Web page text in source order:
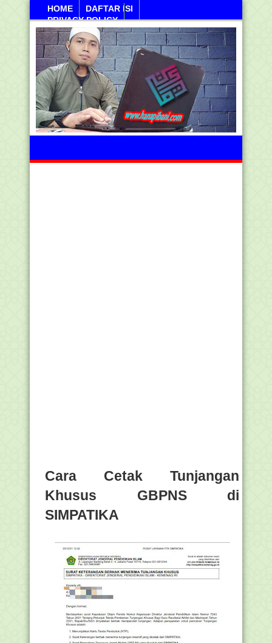
HOME
DAFTAR ISI
PRIVACY POLICY
Ahad, 09 Agustus 2026
Cara Cetak Tunjangan
Khusus GBPNS di
SIMPATIKA